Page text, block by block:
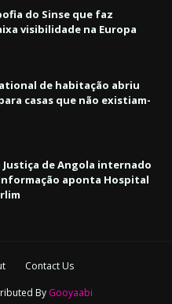
do Sinse que faz
visibilidade na Europa
de habitação abriu
casas que não existiam-
de Angola internado
aponta Hospital
Contact Us
By Gooyaabi